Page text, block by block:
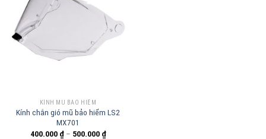
KÍNH MŨ BẢO HIỂM
Kính chắn gió mũ bảo hiểm LS2
MX701
400.000 ₫– 500.000 ₫